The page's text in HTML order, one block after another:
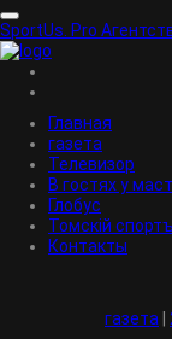
SportUs. Pro
Главная
газета
Телевизор
В гостях у
Глобус
Томскiй спортъ
Контакты
газета